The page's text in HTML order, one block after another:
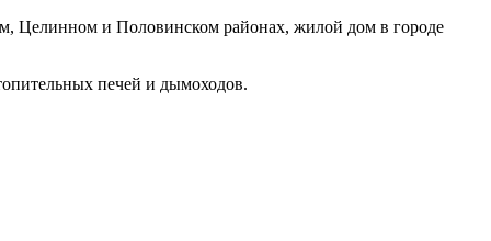
Целинном и Половинском районах, жилой дом в городе
печей и дымоходов.